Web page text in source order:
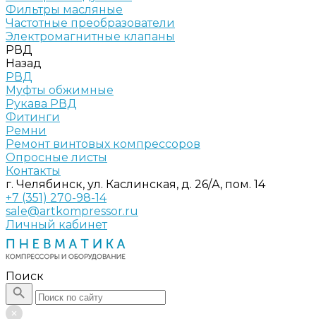
Фильтры масляные
Частотные преобразователи
Электромагнитные клапаны
РВД
Назад
РВД
Муфты обжимные
Рукава РВД
Фитинги
Ремни
Ремонт винтовых компрессоров
Опросные листы
Контакты
г. Челябинск, ул. Каслинская, д. 26/А, пом. 14
+7 (351) 270-98-14
sale@artkompressor.ru
Личный кабинет
Поиск